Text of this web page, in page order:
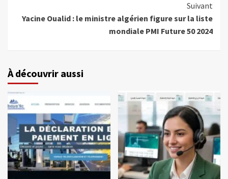
Suivant
Yacine Oualid : le ministre algérien figure sur la liste
mondiale PMI Future 50 2024
À découvrir aussi